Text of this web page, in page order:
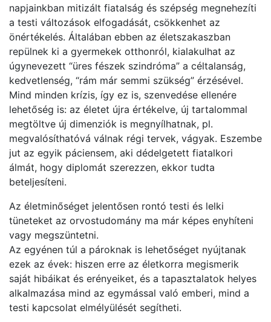
napjainkban mitizált fiatalság és szépség megnehezíti
a testi változások elfogadását, csökkenhet az
önértékelés. Általában ebben az életszakaszban
repülnek ki a gyermekek otthonról, kialakulhat az
úgynevezett “üres fészek szindróma” a céltalanság,
kedvetlenség, “rám már semmi szükség” érzésével.
Mind minden krízis, így ez is, szenvedése ellenére
lehetőség is: az életet újra értékelve, új tartalommal
megtöltve új dimenziók is megnyílhatnak, pl.
megvalósíthatóvá válnak régi tervek, vágyak. Eszembe
jut az egyik páciensem, aki dédelgetett fiatalkori
álmát, hogy diplomát szerezzen, ekkor tudta
beteljesíteni.
Az életminőséget jelentősen rontó testi és lelki
tüneteket az orvostudomány ma már képes enyhíteni
vagy megszüntetni.
Az egyénen túl a pároknak is lehetőséget nyújtanak
ezek az évek: hiszen erre az életkorra megismerik
saját hibáikat és erényeiket, és a tapasztalatok helyes
alkalmazása mind az egymással való emberi, mind a
testi kapcsolat elmélyülését segítheti.